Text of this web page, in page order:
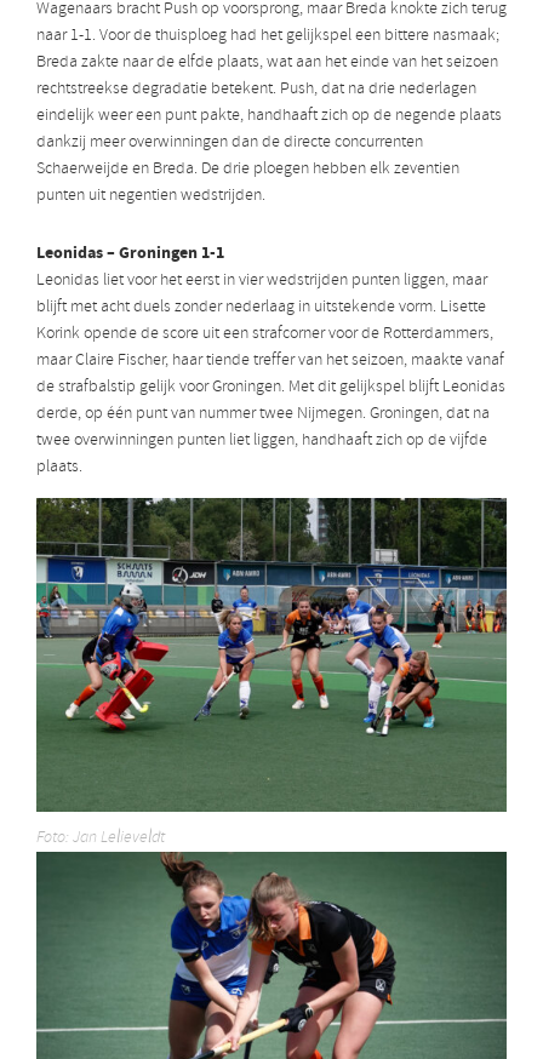
Wagenaars bracht Push op voorsprong, maar Breda knokte zich terug
naar 1-1. Voor de thuisploeg had het gelijkspel een bittere nasmaak;
Breda zakte naar de elfde plaats, wat aan het einde van het seizoen
rechtstreekse degradatie betekent. Push, dat na drie nederlagen
eindelijk weer een punt pakte, handhaaft zich op de negende plaats
dankzij meer overwinningen dan de directe concurrenten
Schaerweijde en Breda. De drie ploegen hebben elk zeventien
punten uit negentien wedstrijden.
Leonidas – Groningen 1-1
Leonidas liet voor het eerst in vier wedstrijden punten liggen, maar
blijft met acht duels zonder nederlaag in uitstekende vorm. Lisette
Korink opende de score uit een strafcorner voor de Rotterdammers,
maar Claire Fischer, haar tiende treffer van het seizoen, maakte vanaf
de strafbalstip gelijk voor Groningen. Met dit gelijkspel blijft Leonidas
derde, op één punt van nummer twee Nijmegen. Groningen, dat na
twee overwinningen punten liet liggen, handhaaft zich op de vijfde
plaats.
Foto: Jan Lelieveldt